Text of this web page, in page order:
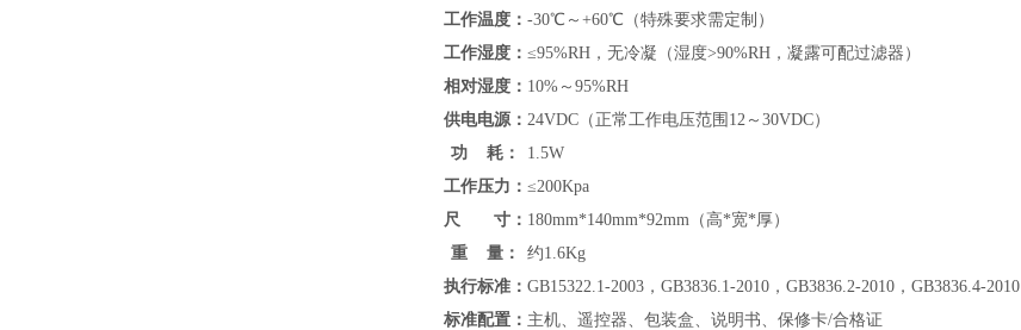
工作温度： -30℃～+60℃（特殊要求需定制）
工作湿度： ≤95%RH，无冷凝（湿度>90%RH，凝露可配过滤器）
相对湿度： 10%～95%RH
供电电源： 24VDC（正常工作电压范围12～30VDC）
功 耗：
1.5W
工作压力： ≤200Kpa
尺 寸： 180mm*140mm*92mm（高*宽*厚）
重 量：
约1.6Kg
执行标准： GB15322.1-2003，GB3836.1-2010，GB3836.2-2010，GB3836.4-2010
标准配置： 主机、遥控器、包装盒、说明书、保修卡/合格证